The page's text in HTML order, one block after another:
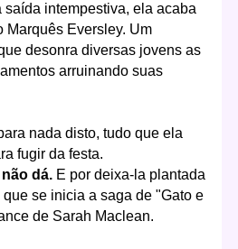
saída intempestiva, ela acaba
Marquês Eversley. Um
desonra diversas jovens as
arruinando suas
nada disto, tudo que ela
fugir da festa.
não dá.E por deixa-la plantada
se inicia a saga de "Gato e
de Sarah Maclean.